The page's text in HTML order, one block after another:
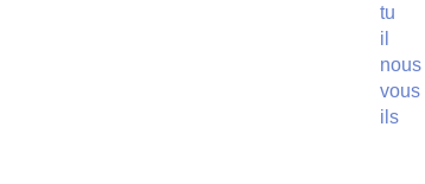
tu
il
nous
vous
ils